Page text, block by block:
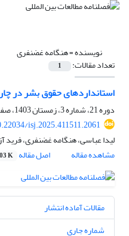
نویسنده =هنگامه غضنفری
تعداد مقالات: 1
استانداردهای حقوق بشر در
دوره 21، شماره 3، زمستان 1403، صفحه
isj.2025.411511.2061
لیدا عباسی، هنگامه غضنفری، فرید
مشاهده مقاله
اصل مقاله K
مقالات آماده انتشار
شماره جاری